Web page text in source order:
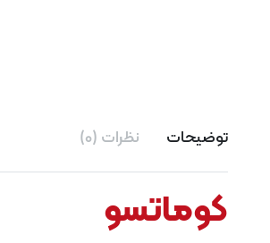
توضیحات نظرات (0)
کوماتسو